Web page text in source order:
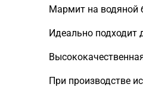
Мармит на водяной
Идеально подходит
При производстве